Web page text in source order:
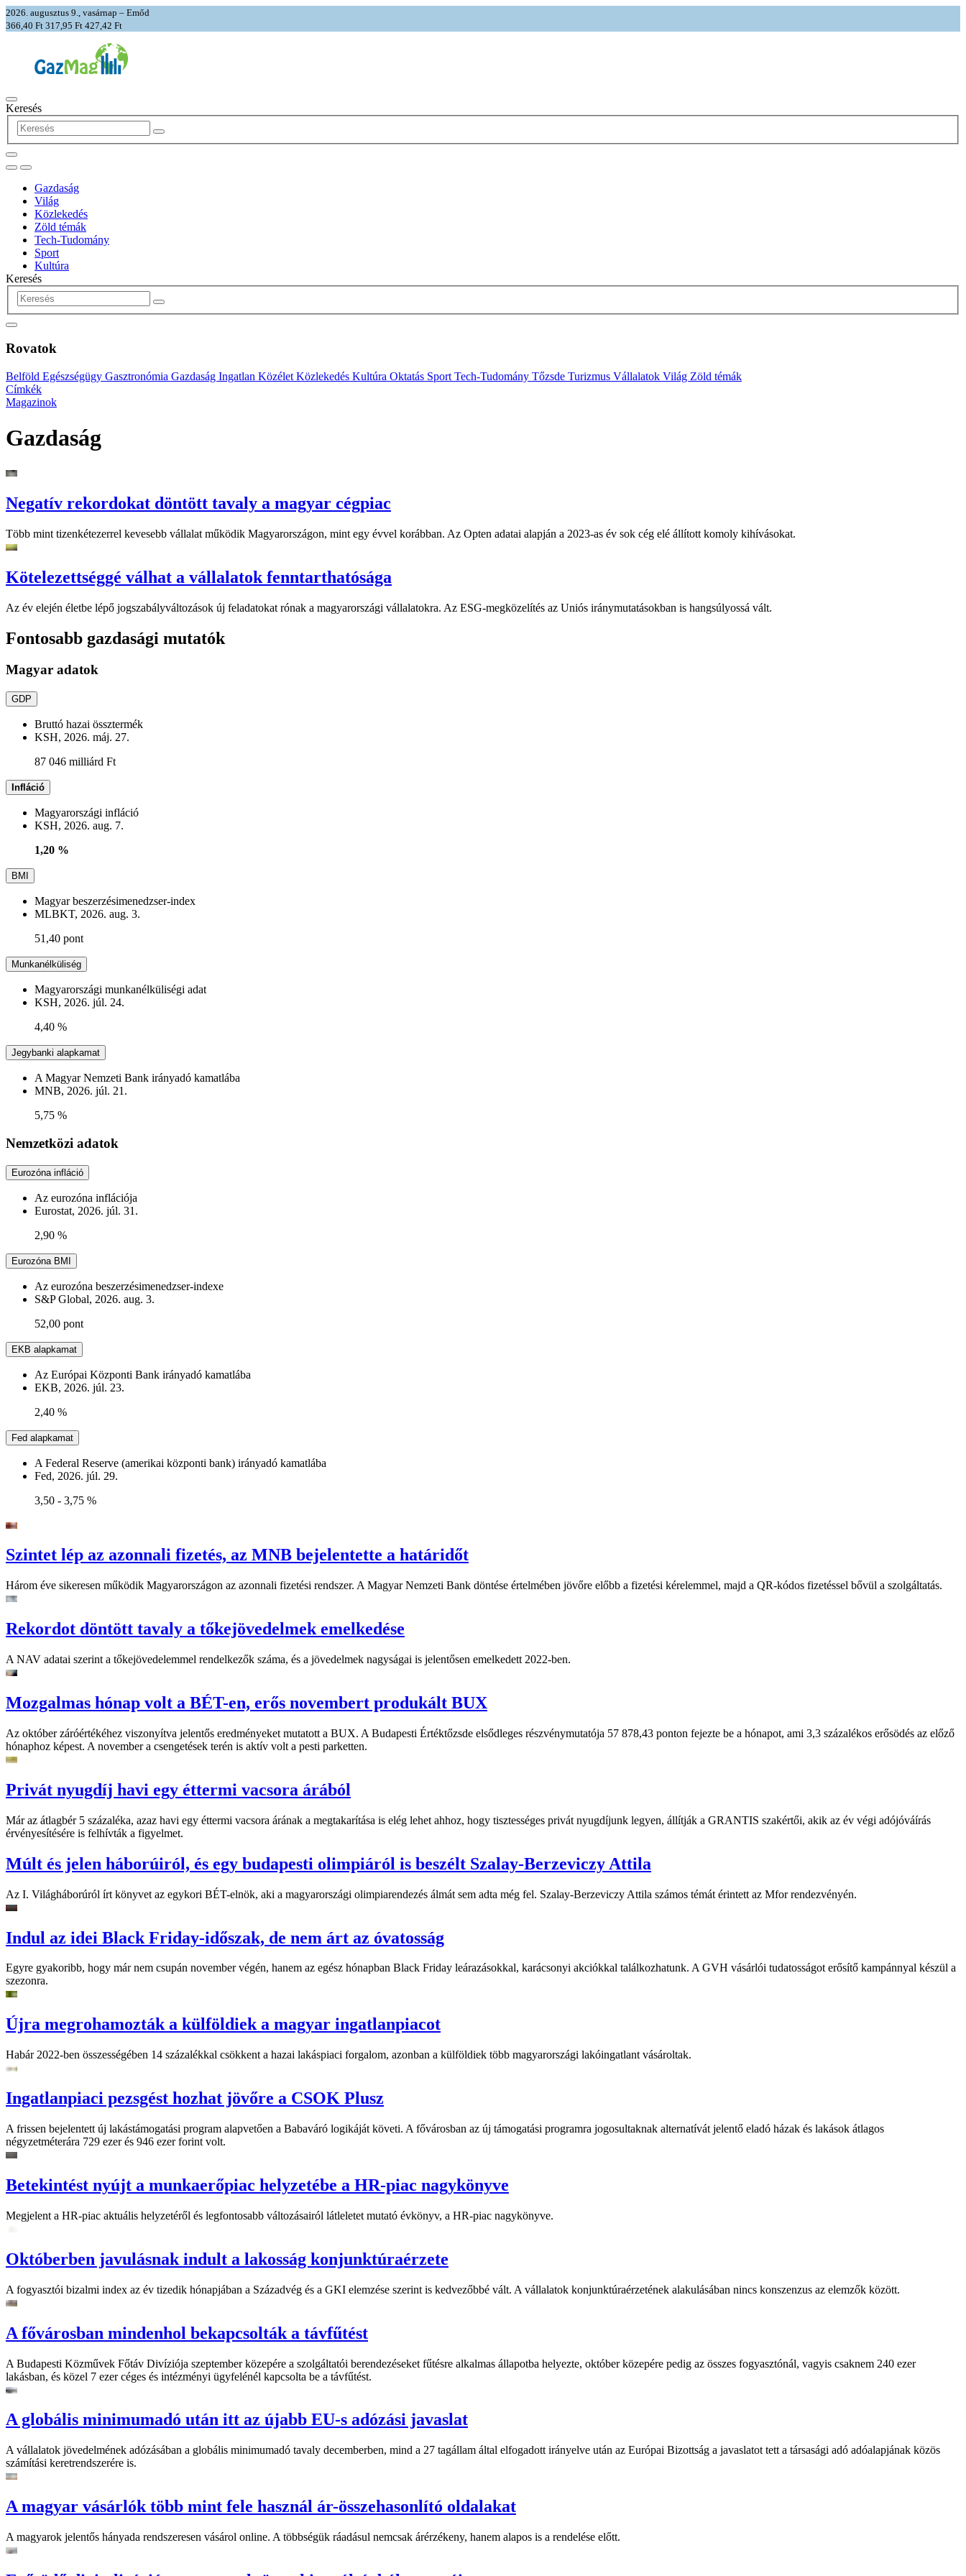
2026. augusztus 9., vasárnap – Emőd
366,40 Ft 317,95 Ft 427,42 Ft
Keresés
Gazdaság
Világ
Közlekedés
Zöld témák
Tech-Tudomány
Sport
Kultúra
Keresés
Rovatok
Belföld Egészségügy Gasztronómia Gazdaság Ingatlan Közélet Közlekedés Kultúra Oktatás Sport Tech-Tudomány Tőzsde Turizmus Vállalatok Világ Zöld témák
Címkék
Magazinok
Gazdaság
Negatív rekordokat döntött tavaly a magyar cégpiac
Több mint tizenkétezerrel kevesebb vállalat működik Magyarországon, mint egy évvel korábban. Az Opten adatai alapján a 2023-as év sok cég elé állított komoly kihívásokat.
Kötelezettséggé válhat a vállalatok fenntarthatósága
Az év elején életbe lépő jogszabályváltozások új feladatokat rónak a magyarországi vállalatokra. Az ESG-megközelítés az Uniós iránymutatásokban is hangsúlyossá vált.
Fontosabb gazdasági mutatók
Magyar adatok
GDP
Bruttó hazai össztermék
KSH, 2026. máj. 27.
87 046 milliárd Ft
Infláció
Magyarországi infláció
KSH, 2026. aug. 7.
1,20 %
BMI
Magyar beszerzésimenedzser-index
MLBKT, 2026. aug. 3.
51,40 pont
Munkanélküliség
Magyarországi munkanélküliségi adat
KSH, 2026. júl. 24.
4,40 %
Jegybanki alapkamat
A Magyar Nemzeti Bank irányadó kamatlába
MNB, 2026. júl. 21.
5,75 %
Nemzetközi adatok
Eurozóna infláció
Az eurozóna inflációja
Eurostat, 2026. júl. 31.
2,90 %
Eurozóna BMI
Az eurozóna beszerzésimenedzser-indexe
S&P Global, 2026. aug. 3.
52,00 pont
EKB alapkamat
Az Európai Központi Bank irányadó kamatlába
EKB, 2026. júl. 23.
2,40 %
Fed alapkamat
A Federal Reserve (amerikai központi bank) irányadó kamatlába
Fed, 2026. júl. 29.
3,50 - 3,75 %
Szintet lép az azonnali fizetés, az MNB bejelentette a határidőt
Három éve sikeresen működik Magyarországon az azonnali fizetési rendszer. A Magyar Nemzeti Bank döntése értelmében jövőre előbb a fizetési kérelemmel, majd a QR-kódos fizetéssel bővül a szolgáltatás.
Rekordot döntött tavaly a tőkejövedelmek emelkedése
A NAV adatai szerint a tőkejövedelemmel rendelkezők száma, és a jövedelmek nagyságai is jelentősen emelkedett 2022-ben.
Mozgalmas hónap volt a BÉT-en, erős novembert produkált BUX
Az október záróértékéhez viszonyítva jelentős eredményeket mutatott a BUX. A Budapesti Értéktőzsde elsődleges részvénymutatója 57 878,43 ponton fejezte be a hónapot, ami 3,3 százalékos erősödés az előző
hónaphoz képest. A november a csengetések terén is aktív volt a pesti parketten.
Privát nyugdíj havi egy éttermi vacsora árából
Már az átlagbér 5 százaléka, azaz havi egy éttermi vacsora árának a megtakarítása is elég lehet ahhoz, hogy tisztességes privát nyugdíjunk legyen, állítják a GRANTIS szakértői, akik az év végi adójóváírás
érvényesítésére is felhívták a figyelmet.
Múlt és jelen háborúiról, és egy budapesti olimpiáról is beszélt Szalay-Berzeviczy Attila
Az I. Világháborúról írt könyvet az egykori BÉT-elnök, aki a magyarországi olimpiarendezés álmát sem adta még fel. Szalay-Berzeviczy Attila számos témát érintett az Mfor rendezvényén.
Indul az idei Black Friday-időszak, de nem árt az óvatosság
Egyre gyakoribb, hogy már nem csupán november végén, hanem az egész hónapban Black Friday leárazásokkal, karácsonyi akciókkal találkozhatunk. A GVH vásárlói tudatosságot erősítő kampánnyal készül a
szezonra.
Újra megrohamozták a külföldiek a magyar ingatlanpiacot
Habár 2022-ben összességében 14 százalékkal csökkent a hazai lakáspiaci forgalom, azonban a külföldiek több magyarországi lakóingatlant vásároltak.
Ingatlanpiaci pezsgést hozhat jövőre a CSOK Plusz
A frissen bejelentett új lakástámogatási program alapvetően a Babaváró logikáját követi. A fővárosban az új támogatási programra jogosultaknak alternatívát jelentő eladó házak és lakások átlagos
négyzetméterára 729 ezer és 946 ezer forint volt.
Betekintést nyújt a munkaerőpiac helyzetébe a HR-piac nagykönyve
Megjelent a HR-piac aktuális helyzetéről és legfontosabb változásairól látleletet mutató évkönyv, a HR-piac nagykönyve.
Októberben javulásnak indult a lakosság konjunktúraérzete
A fogyasztói bizalmi index az év tizedik hónapjában a Századvég és a GKI elemzése szerint is kedvezőbbé vált. A vállalatok konjunktúraérzetének alakulásában nincs konszenzus az elemzők között.
A fővárosban mindenhol bekapcsolták a távfűtést
A Budapesti Közművek Főtáv Divíziója szeptember közepére a szolgáltatói berendezéseket fűtésre alkalmas állapotba helyezte, október közepére pedig az összes fogyasztónál, vagyis csaknem 240 ezer
lakásban, és közel 7 ezer céges és intézményi ügyfelénél kapcsolta be a távfűtést.
A globális minimumadó után itt az újabb EU-s adózási javaslat
A vállalatok jövedelmének adózásában a globális minimumadó tavaly decemberben, mind a 27 tagállam által elfogadott irányelve után az Európai Bizottság a javaslatot tett a társasági adó adóalapjának közös
számítási keretrendszerére is.
A magyar vásárlók több mint fele használ ár-összehasonlító oldalakat
A magyarok jelentős hányada rendszeresen vásárol online. A többségük ráadásul nemcsak árérzékeny, hanem alapos is a rendelése előtt.